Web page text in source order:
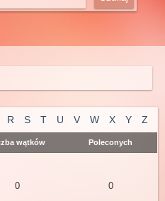
R S T U V W X Y Z
wątków Poleconych
0 0